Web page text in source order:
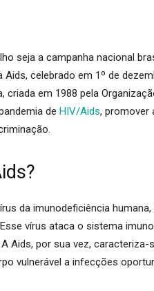
seja a campanha nacional
Aids, celebrado em 1º de
criada em 1988 pela
de HIV/Aids, promover
da imunodeficiência
Esse vírus ataca o sistema
Aids, por sua vez,
vulnerável a infecções